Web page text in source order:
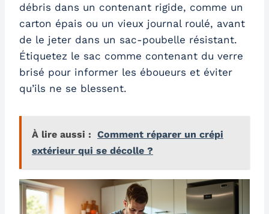
débris dans un contenant rigide, comme un
carton épais ou un vieux journal roulé, avant
de le jeter dans un sac-poubelle résistant.
Étiquetez le sac comme contenant du verre
brisé pour informer les éboueurs et éviter
qu’ils ne se blessent.
À lire aussi : Comment réparer un crépi
extérieur qui se décolle ?